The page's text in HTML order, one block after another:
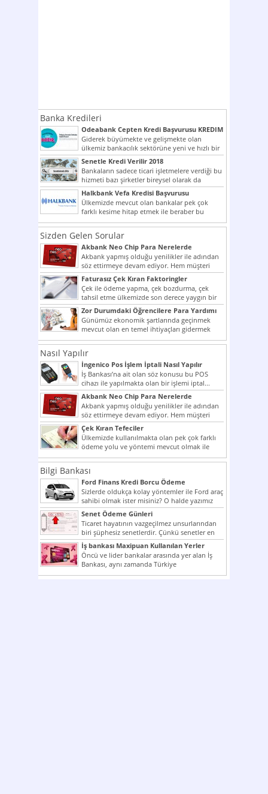
Banka Kredileri
Odeabank Cepten Kredi Başvurusu KREDIM
8444
Giderek büyümekte ve gelişmekte olan
ülkemiz bankacılık sektörüne yeni ve hızlı bir
giriş yapmış olan...
Senetle Kredi Verilir 2018
Bankaların sadece ticari işletmelere verdiği bu
hizmeti bazı şirketler bireysel olarak da
vermektedir. Senetle kredi...
Halkbank Vefa Kredisi Başvurusu
Ülkemizde mevcut olan bankalar pek çok
farklı kesime hitap etmek ile beraber bu
noktada son...
Sizden Gelen Sorular
Akbank Neo Chip Para Nerelerde
Kullanılır?
Akbank yapmış olduğu yenilikler ile adından
söz ettirmeye devam ediyor. Hem müşteri
potansiyelini arttırmak hem...
Faturasız Çek Kıran Faktoringler
Çek ile ödeme yapma, çek bozdurma, çek
tahsil etme ülkemizde son derece yaygın bir
şekilde...
Zor Durumdaki Öğrencilere Para Yardımı
Günümüz ekonomik şartlarında geçinmek
mevcut olan en temel ihtiyaçları gidermek
dahi son derece zor olmak...
Nasıl Yapılır
İngenico Pos İşlem İptali Nasıl Yapılır
İş Bankası’na ait olan söz konusu bu POS
cihazı ile yapılmakta olan bir işlemi iptal...
Akbank Neo Chip Para Nerelerde
Kullanılır?
Akbank yapmış olduğu yenilikler ile adından
söz ettirmeye devam ediyor. Hem müşteri
potansiyelini arttırmak hem...
Çek Kıran Tefeciler
Ülkemizde kullanılmakta olan pek çok farklı
ödeme yolu ve yöntemi mevcut olmak ile
beraber bunlar...
Bilgi Bankası
Ford Finans Kredi Borcu Ödeme
Sizlerde oldukça kolay yöntemler ile Ford araç
sahibi olmak ister misiniz? O halde yazımız
ilginizi...
Senet Ödeme Günleri
Ticaret hayatının vazgeçilmez unsurlarından
biri şüphesiz senetlerdir. Çünkü senetler en
çok kullanılan ödeme araçlarıdır. Taksitler...
İş bankası Maxipuan Kullanılan Yerler
Öncü ve lider bankalar arasında yer alan İş
Bankası, aynı zamanda Türkiye
Cumhuriyeti’nin ilk milli...